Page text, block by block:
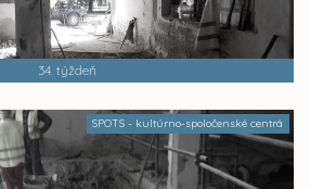
34. týždeň
SPOTS - kultúrno-spoločenské centrá